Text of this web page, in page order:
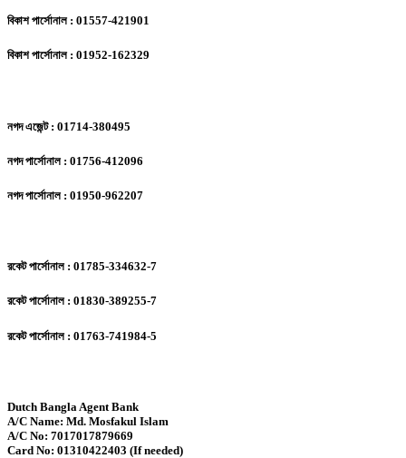
বিকাশ পার্সোনাল : 01557-421901
বিকাশ পার্সোনাল : 01952-162329
নগদ এজেন্ট : 01714-380495
নগদ পার্সোনাল : 01756-412096
নগদ পার্সোনাল : 01950-962207
রকেট পার্সোনাল : 01785-334632-7
রকেট পার্সোনাল : 01830-389255-7
রকেট পার্সোনাল : 01763-741984-5
Dutch Bangla Agent Bank
A/C Name: Md. Mosfakul Islam
A/C No: 7017017879669
Card No: 01310422403 (If needed)